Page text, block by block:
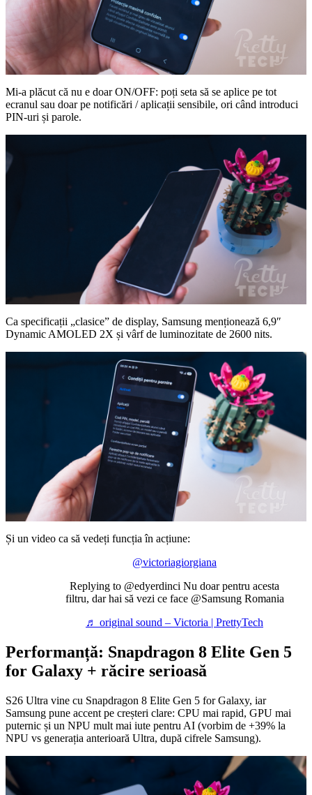
Mi-a plăcut că nu e doar ON/OFF: poți seta să se aplice pe tot
ecranul sau doar pe notificări / aplicații sensibile, ori când introduci
PIN-uri și parole.
Ca specificații „clasice” de display, Samsung menționează 6,9″
Dynamic AMOLED 2X și vârf de luminozitate de 2600 nits.
Și un video ca să vedeți funcția în acțiune:
@victoriagiorgiana
Replying to @edyerdinci Nu doar pentru acesta
filtru, dar hai să vezi ce face @Samsung Romania
♬ original sound – Victoria | PrettyTech
Performanță: Snapdragon 8 Elite Gen 5
for Galaxy + răcire serioasă
S26 Ultra vine cu Snapdragon 8 Elite Gen 5 for Galaxy, iar
Samsung pune accent pe creșteri clare: CPU mai rapid, GPU mai
puternic și un NPU mult mai iute pentru AI (vorbim de +39% la
NPU vs generația anterioară Ultra, după cifrele Samsung).